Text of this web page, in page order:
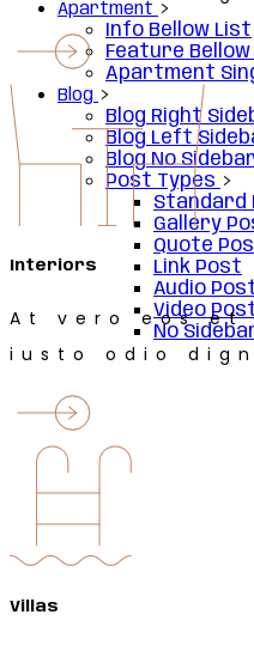
Apartment
Info Bellow List
Feature
Apartment
Blog
Blog Right
Blog Left
Blog No Sidebar
Post Types
Standard
Gallery
Quote
Link Post
Audio
Video
No
Interiors
At vero eos et
iusto odio
Villas